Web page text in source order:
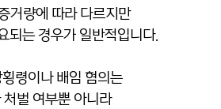
거량에 따라 다르지만
되는 경우가 일반적입니다.
령이나 배임 혐의는
처벌 여부뿐 아니라